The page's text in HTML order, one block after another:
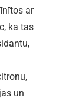
ar
ka tas
un